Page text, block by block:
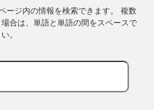
ージ内の情報を検索できます。 複数
合は、単語と単語の間をスペースで
。